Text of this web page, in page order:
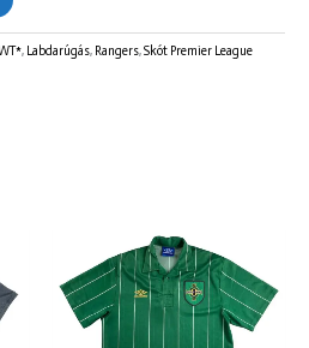
, Labdarúgás, Rangers,Skót Premier League